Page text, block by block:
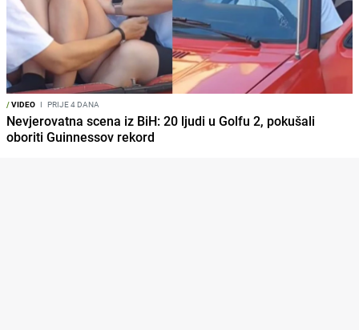
/VIDEO I PRIJE 4 DANA
Nevjerovatna scena iz BiH: 20 ljudi u Golfu 2, pokušali
oboriti Guinnessov rekord